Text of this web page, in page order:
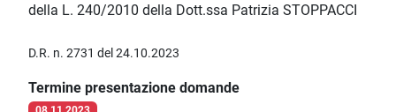
della L. 240/2010 della Dott.ssa Patrizia STOPPACCI
D.R. n. 2731 del 24.10.2023
Termine presentazione domande